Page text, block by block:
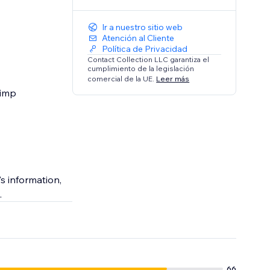
information,
Ir a nuestro sitio web
Atención al Cliente
Política de Privacidad
Contact Collection LLC garantiza el
cumplimiento de la legislación
comercial de la UE. Leer más